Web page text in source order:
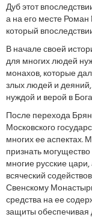
Дуб этот
а на его месте
который
В начале своей
для многих людей
монахов, которые
злых людей и
нуждой и верой в
После перехода
Московского
многих ее аспектах.
признать
многие русские
всяческий
Свенскому
средства на ее
защиты